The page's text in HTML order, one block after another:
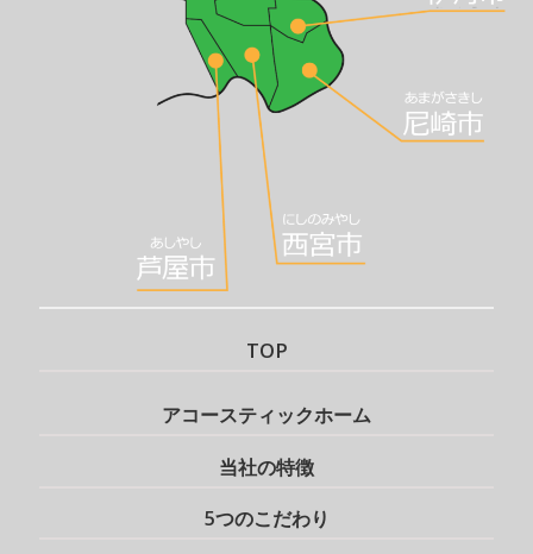
TOP
アコースティックホーム
当社の特徴
5つのこだわり